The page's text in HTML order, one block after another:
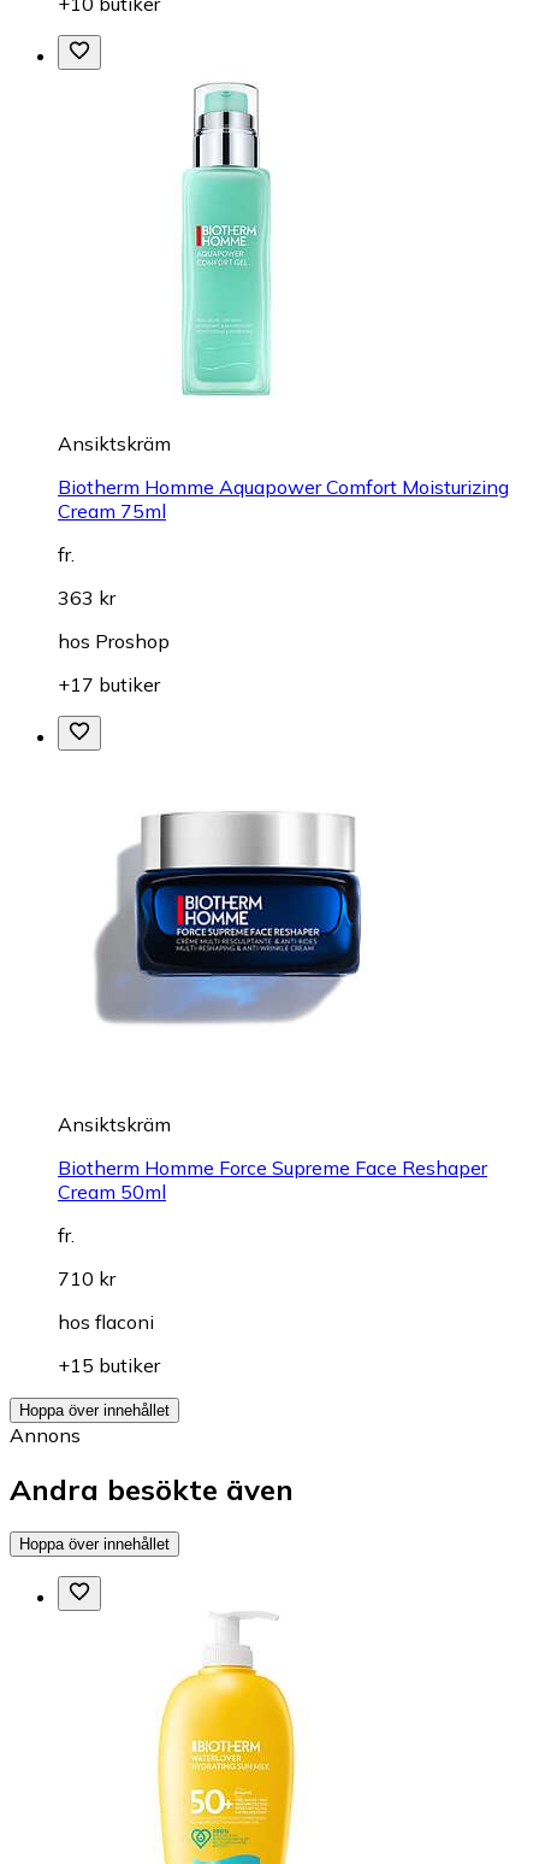
Ansiktskräm
Biotherm Homme Aquapower Comfort Moisturizing
Cream 75ml
fr.
363 kr
hos Proshop
+17 butiker
Ansiktskräm
Biotherm Homme Force Supreme Face Reshaper
Cream 50ml
fr.
710 kr
hos flaconi
+15 butiker
Hoppa över innehållet
Annons
Andra besökte även
Hoppa över innehållet